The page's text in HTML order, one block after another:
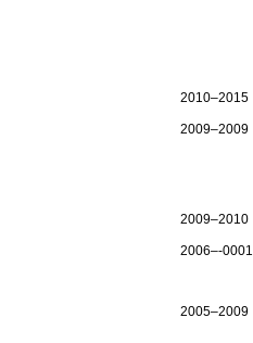
2010–2015
2009–2009
2009–2010
2006–-0001
2005–2009